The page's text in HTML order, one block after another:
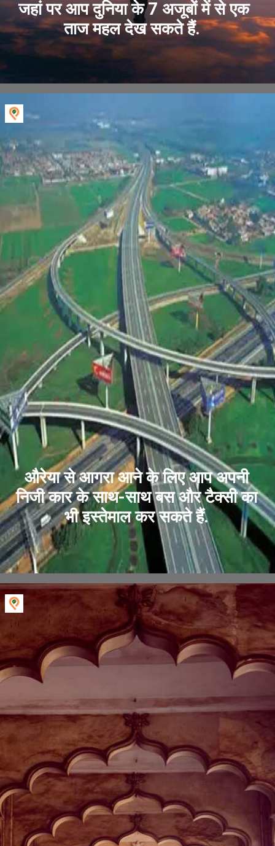
जहां पर आप दुनिया के 7 अजूबों में से एक
ताज महल देख सकते हैं.
औरेया से आगरा आने के लिए आप अपनी
निजी कार के साथ-साथ बस और टैक्सी का
भी इस्तेमाल कर सकते हैं.